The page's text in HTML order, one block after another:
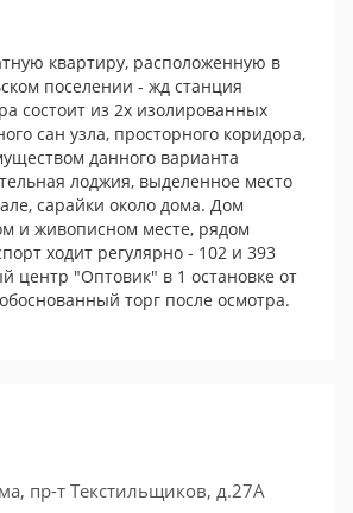
квартиру, расположенную в
поселении - жд станция
состоит из 2х изолированных
сан узла, просторного коридора,
данного варианта
лоджия, выделенное место
сарайки около дома. Дом
и живописном месте, рядом
ходит регулярно - 102 и 393
центр "Оптовик" в 1 остановке от
торг после осмотра.
пр-т Текстильщиков, д.27А